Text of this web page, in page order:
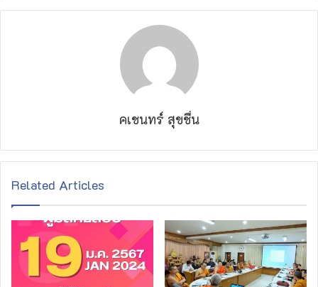
คเชนทร์ สุขชื่น
Related Articles